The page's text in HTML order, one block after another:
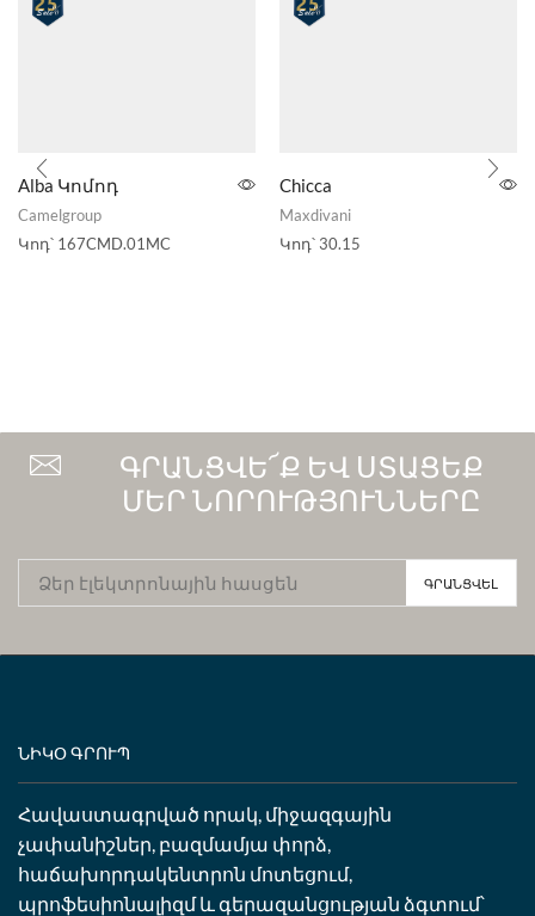
Alba Կոմոդ
Camelgroup
Կոդ՝ 167CMD.01MC
Chicca
Maxdivani
Կոդ՝ 30.15
ԳՐԱՆՑՎԵ՜Ք ԵՎ ՍՏԱՑԵՔ
ՄԵՐ ՆՈՐՈՒԹՅՈՒՆՆԵՐԸ
ՆԻԿՕ ԳՐՈՒՊ
Հավաստագրված որակ, միջազգային
չափանիշներ, բազմամյա փորձ,
հաճախորդակենտրոն մոտեցում,
պրոֆեսիոնալիզմ և գերազանցության ձգտում՝